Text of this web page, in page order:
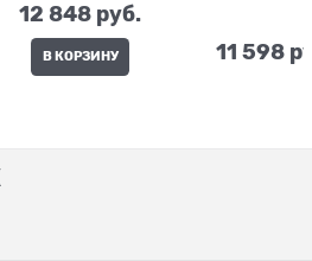
12 848 руб.
В КОРЗИНУ 11 598